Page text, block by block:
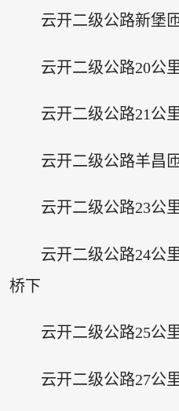
云开二级公路新堡
云开二级公路20公
云开二级公路21公
云开二级公路羊昌
云开二级公路23公
云开二级公路24公
桥下
云开二级公路25公
云开二级公路27公